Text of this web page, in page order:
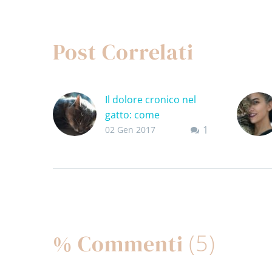
Post Correlati
Il dolore cronico nel
gatto: come
riconoscerlo
1
02 Gen 2017
% Commenti (5)